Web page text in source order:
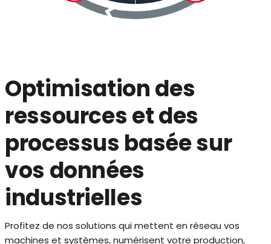
Optimisation des
ressources et des
processus basée sur
vos données
industrielles
Profitez de nos solutions qui mettent en réseau vos
machines et systèmes, numérisent votre production,